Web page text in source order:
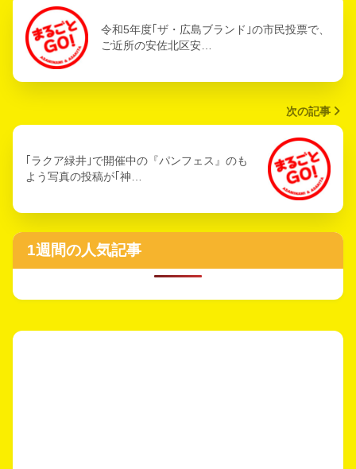
令和5年度｢ザ・広島ブランド｣の市民投票で、
ご近所の安佐北区安…
次の記事
｢ラクア緑井｣で開催中の『パンフェス』のも
よう写真の投稿が｢神…
1週間の人気記事